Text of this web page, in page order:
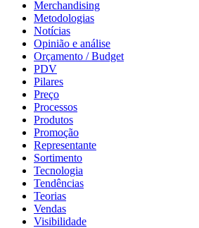
Merchandising
Metodologias
Notícias
Opinião e análise
Orçamento / Budget
PDV
Pilares
Preço
Processos
Produtos
Promoção
Representante
Sortimento
Tecnologia
Tendências
Teorias
Vendas
Visibilidade